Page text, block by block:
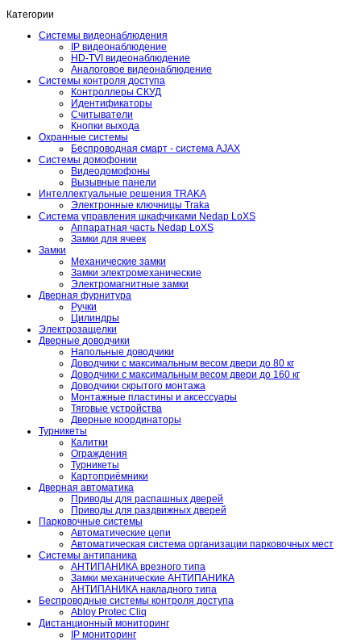
Категории
Системы видеонаблюдения
IP видеонаблюдение
HD-TVI видеонаблюдение
Аналоговое видеонаблюдение
Системы контроля доступа
Контроллеры СКУД
Идентификаторы
Считыватели
Кнопки выхода
Охранные системы
Беспроводная смарт - система AJAX
Системы домофонии
Видеодомофоны
Вызывные панели
Интеллектуальные решения TRAKA
Электронные ключницы Traka
Система управления шкафчиками Nedap LoXS
Аппаратная часть Nedap LoXS
Замки для ячеек
Замки
Механические замки
Замки электромеханические
Электромагнитные замки
Дверная фурнитура
Ручки
Цилиндры
Электрозащелки
Дверные доводчики
Напольные доводчики
Доводчики с максимальным весом двери до 80 кг
Доводчики с максимальным весом двери до 160 кг
Доводчики скрытого монтажа
Монтажные пластины и аксессуары
Тяговые устройства
Дверные координаторы
Турникеты
Калитки
Ограждения
Турникеты
Картоприёмники
Дверная автоматика
Приводы для распашных дверей
Приводы для раздвижных дверей
Парковочные системы
Автоматические цепи
Автоматическая система организации парковочных мест
Системы антипаника
АНТИПАНИКА врезного типа
Замки механические АНТИПАНИКА
АНТИПАНИКА накладного типа
Беспроводные системы контроля доступа
Abloy Protec Cliq
Дистанционный мониторинг
IP мониторинг